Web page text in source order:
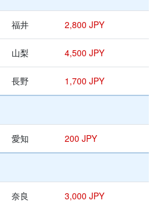
福井 2,800 JPY
山梨 4,500 JPY
長野 1,700 JPY
愛知 200 JPY
奈良 3,000 JPY